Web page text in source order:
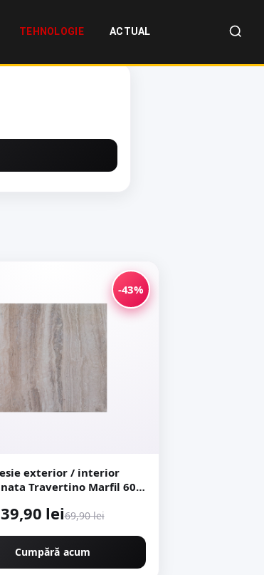
TEHNOLOGIE ACTUAL
-43%
exterior / interior
Travertino Marfil 60 x
piatra naturala
39,90 lei69,90 lei
Cumpără acum